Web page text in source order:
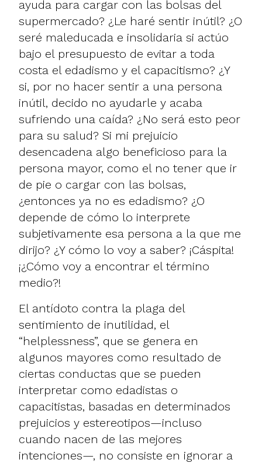
ayuda para cargar con las bolsas del
supermercado? ¿Le haré sentir inútil? ¿O
seré maleducada e insolidaria si actúo
bajo el presupuesto de evitar a toda
costa el edadismo y el capacitismo? ¿Y
si, por no hacer sentir a una persona
inútil, decido no ayudarle y acaba
sufriendo una caída? ¿No será esto peor
para su salud? Si mi prejuicio
desencadena algo beneficioso para la
persona mayor, como el no tener que ir
de pie o cargar con las bolsas,
¿entonces ya no es edadismo? ¿O
depende de cómo lo interprete
subjetivamente esa persona a la que me
dirijo? ¿Y cómo lo voy a saber? ¡Cáspita!
¡¿Cómo voy a encontrar el término
medio?!
El antídoto contra la plaga del
sentimiento de inutilidad, el
“helplessness”, que se genera en
algunos mayores como resultado de
ciertas conductas que se pueden
interpretar como edadistas o
capacitistas, basadas en determinados
prejuicios y estereotipos—incluso
cuando nacen de las mejores
intenciones—, no consiste en ignorar a